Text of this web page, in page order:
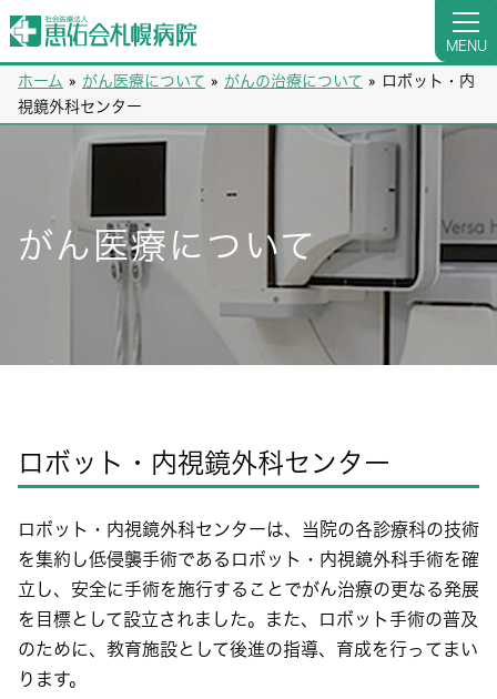
MENU
ホーム » がん医療について » がんの治療について »
ロボット・内
視鏡外科センター
がん医療について
ロボット・内視鏡外科センター
ロボット・内視鏡外科センターは、当院の各診療科の技術
を集約し低侵襲手術であるロボット・内視鏡外科手術を確
立し、安全に手術を施行することでがん治療の更なる発展
を目標として設立されました。また、ロボット手術の普及
のために、教育施設として後進の指導、育成を行ってまい
ります。